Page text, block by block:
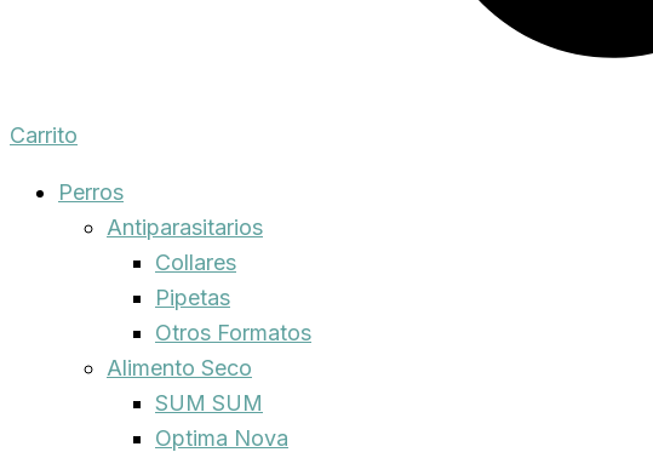
Carrito
Perros
Antiparasitarios
Collares
Pipetas
Otros Formatos
Alimento Seco
SUM SUM
Optima Nova